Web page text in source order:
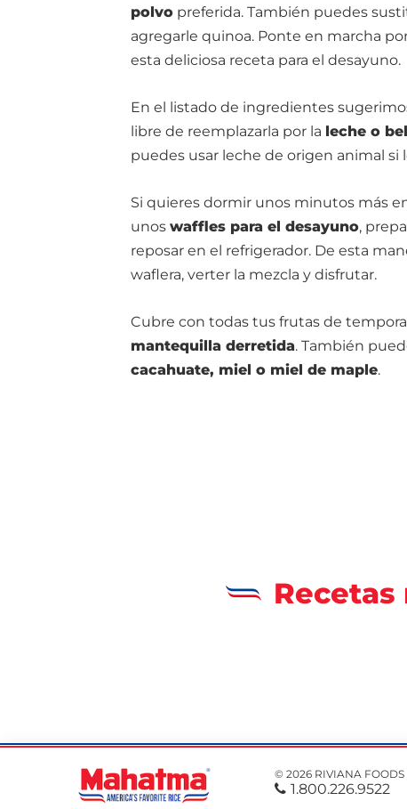
polvo preferida. También puedes
agregarle quinoa. Ponte en marcha
esta deliciosa receta para el desayuno.
En el listado de ingredientes
libre de reemplazarla por la leche o
puedes usar leche de origen animal si
Si quieres dormir unos minutos más
unos waffles para el desayuno,
reposar en el refrigerador. De esta
waflera, verter la mezcla y disfrutar.
Cubre con todas tus frutas de
mantequilla derretida. También
cacahuate, miel o miel de maple.
© 2026 RIVIANA FOODS
1.800.226.9522